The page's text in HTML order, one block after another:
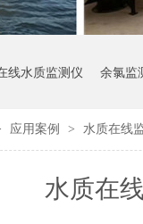
线水质监测仪 余氯监
应用案例 > 水质在线
水质在